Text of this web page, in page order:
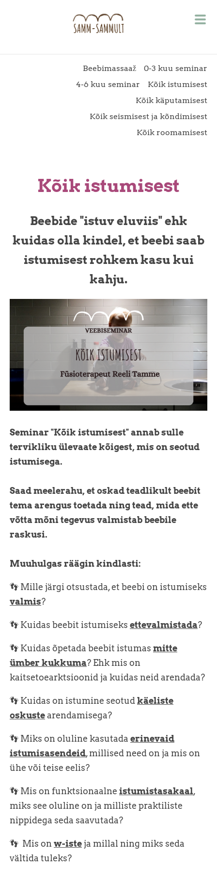
Beebimassaaž
0-3 kuu seminar
4-6 kuu seminar
Kõik istumisest
Kõik käputamisest
Kõik seismisest ja kõndimisest
Kõik roomamisest
Kõik istumisest
Beebide "istuv eluviis" ehk
kuidas olla kindel, et beebi saab
istumisest rohkem kasu kui
kahju.
Seminar "Kõik istumisest" annab sulle
tervikliku ülevaate kõigest, mis on seotud
istumisega.
Saad meelerahu, et oskad teadlikult beebit
tema arengus toetada ning tead, mida ette
võtta mõni tegevus valmistab beebile
raskusi.
Muuhulgas räägin kindlasti:
👣 Mille järgi otsustada, et beebi on istumiseks
valmis?
👣 Kuidas beebit istumiseks ettevalmistada?
👣 Kuidas õpetada beebit istumas mitte
ümber kukkuma? Ehk mis on
kaitsetoearktsioonid ja kuidas neid arendada?
👣 Kuidas on istumine seotudkäeliste
oskustearendamisega?
👣 Miks on oluline kasutada erinevaid
istumisasendeid, millised need on ja mis on
ühe või teise eelis?
👣 Mis on funktsionaalne istumistasakaal,
miks see oluline on ja milliste praktiliste
nippidega seda saavutada?
👣 Mis on w-isteja millal ning miks seda
vältida tuleks?